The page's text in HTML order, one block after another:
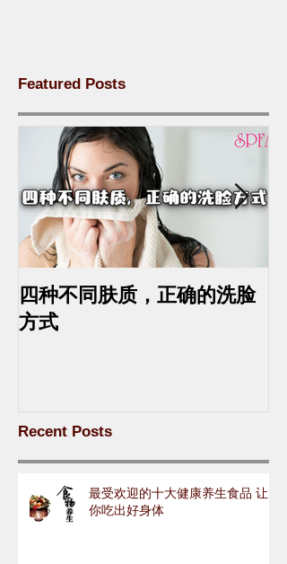
Featured Posts
四种不同肤质，正确的洗脸
方式
Recent Posts
最受欢迎的十大健康养生食品 让
你吃出好身体